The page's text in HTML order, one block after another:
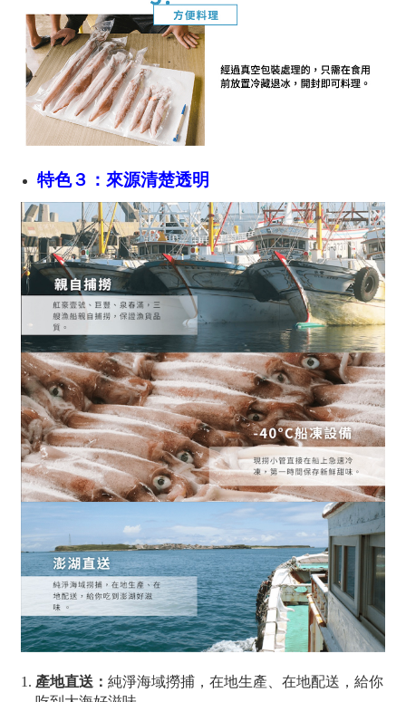
特色３：來源清楚透明
產地直送： 純淨海域撈捕，在地生產、在地配送，給你